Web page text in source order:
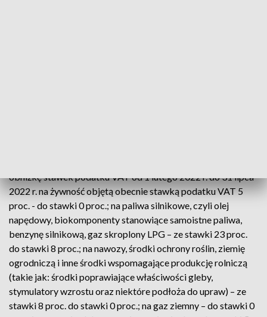
obniżkę stawek podatku VAT od 1 lutego 2022 r. do 31 lipca
2022 r. na żywność objętą obecnie stawką podatku VAT 5
proc. - do stawki 0 proc.; na paliwa silnikowe, czyli olej
napędowy, biokomponenty stanowiące samoistne paliwa,
benzynę silnikową, gaz skroplony LPG – ze stawki 23 proc.
do stawki 8 proc.; na nawozy, środki ochrony roślin, ziemię
ogrodniczą i inne środki wspomagające produkcję rolniczą
(takie jak: środki poprawiające właściwości gleby,
stymulatory wzrostu oraz niektóre podłoża do upraw) – ze
stawki 8 proc. do stawki 0 proc.; na gaz ziemny – do stawki 0